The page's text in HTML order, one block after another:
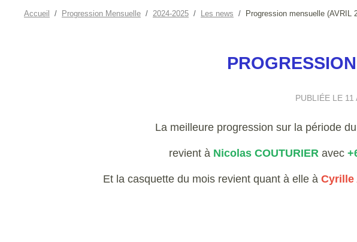
Accueil Progression Mensuelle 2024-2025 Les news Progression mensuelle (AVRIL
PUBLIÉE LE 11
La meilleure progression sur la période
revient à Nicolas COUTURIER avec
Et la casquette du mois revient quant à elle à Cyrille